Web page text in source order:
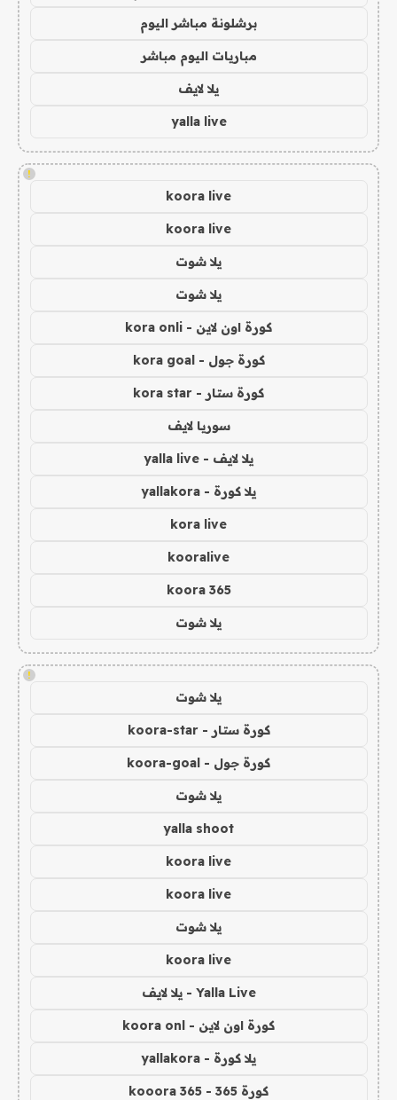
برشلونة مباشر اليوم
مباريات اليوم مباشر
يلا لايف
yalla live
!
koora live
koora live
يلا شوت
يلا شوت
كورة اون لاين - kora onli
كورة جول - kora goal
كورة ستار - kora star
سوريا لايف
يلا لايف - yalla live
يلا كورة - yallakora
kora live
kooralive
koora 365
يلا شوت
!
يلا شوت
كورة ستار - koora-star
كورة جول - koora-goal
يلا شوت
yalla shoot
koora live
koora live
يلا شوت
koora live
Yalla Live - يلا لايف
كورة اون لاين - koora onl
يلا كورة - yallakora
كورة 365 - kooora 365